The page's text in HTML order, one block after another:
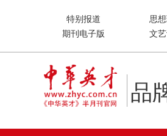
特别报道 思
期刊电子版
文
品